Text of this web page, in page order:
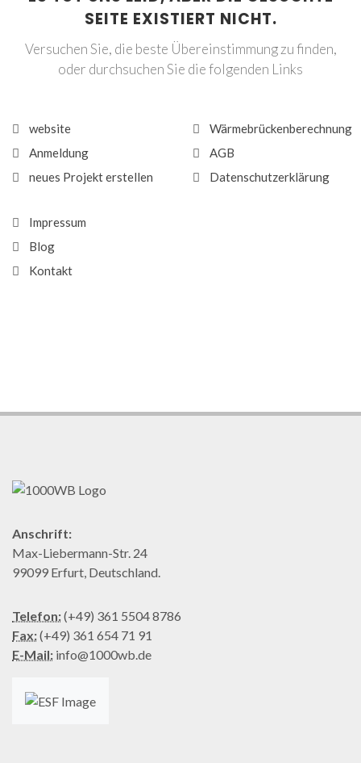
SEITE EXISTIERT NICHT.
Versuchen Sie, die beste Übereinstimmung zu finden,
oder durchsuchen Sie die folgenden Links
website
Anmeldung
neues Projekt erstellen
Wärmebrückenberechnung
AGB
Datenschutzerklärung
Impressum
Blog
Kontakt
Anschrift:
Max-Liebermann-Str. 24
99099 Erfurt, Deutschland.
Telefon:(+49) 361 5504 8786
Fax:(+49) 361 654 71 91
E-Mail: info@1000wb.de